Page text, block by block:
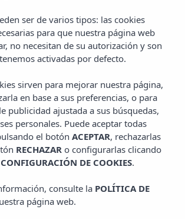
ser de varios tipos: las cookies
para que nuestra página web
no necesitan de su autorización y son
activadas por defecto.
sirven para mejorar nuestra página,
en base a sus preferencias, o para
publicidad ajustada a sus búsquedas,
personales. Puede aceptar todas
el botón ACEPTAR, rechazarlas
RECHAZAR o configurarlas clicando
CONFIGURACIÓN DE COOKIES.
consulte la POLÍTICA DE
página web.